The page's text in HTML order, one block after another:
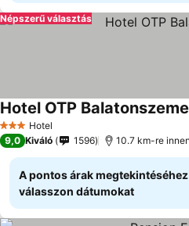
Népszerű választás
3 Kategória
Hotel
Hotel OTP
9,0 Kiváló 1596 10.7 km-re
A pontos árak megtekintéséhez
válasszon dátumokat